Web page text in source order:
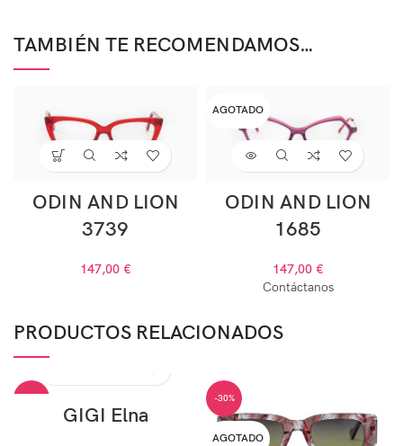
TAMBIÉN TE RECOMENDAMOS…
ODIN AND LION
3739
147,00 €
AGOTADO
ODIN AND LION
1685
147,00 €
Contáctanos
PRODUCTOS RELACIONADOS
GIGI Elna
-30%
AGOTADO